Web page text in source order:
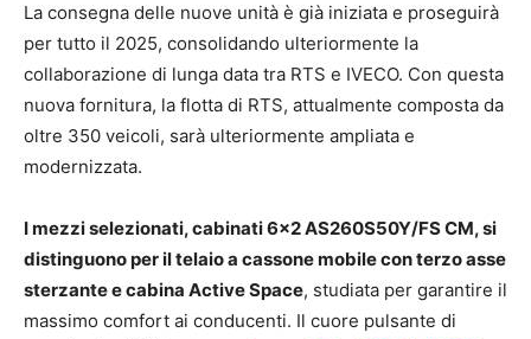
La consegna delle nuove unità è già iniziata e proseguirà
per tutto il 2025, consolidando ulteriormente la
collaborazione di lunga data tra RTS e IVECO. Con questa
nuova fornitura, la flotta di RTS, attualmente composta da
oltre 350 veicoli, sarà ulteriormente ampliata e
modernizzata.
I mezzi selezionati, cabinati 6×2 AS260S50Y/FS CM, si
distinguono per il telaio a cassone mobile con terzo asse
sterzante e cabina Active Space, studiata per garantire il
massimo comfort ai conducenti. Il cuore pulsante di